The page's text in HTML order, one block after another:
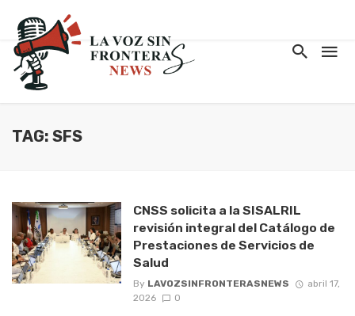
TAG: SFS
CNSS solicita a la SISALRIL
revisión integral del Catálogo de
Prestaciones de Servicios de
Salud
By LAVOZSINFRONTERASNEWS
abril 17,
2026
0